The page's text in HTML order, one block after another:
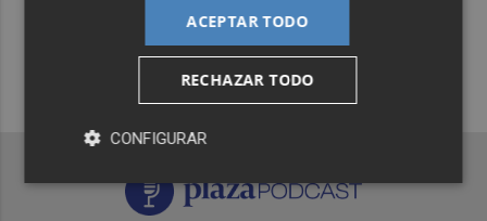
Siempre al día de las últimas noticias
¡Quiero suscribirme!
ACEPTAR TODO
RECHAZAR TODO
CONFIGURAR